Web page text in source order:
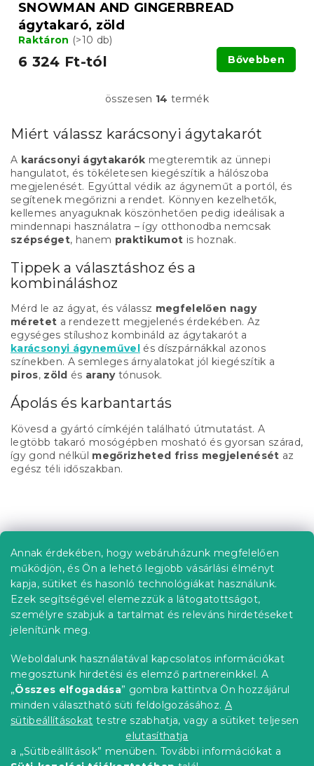
Annak érdekében, hogy webáruházunk megfelelően
működjön, és Ön a lehető legjobb vásárlási élményt
kapja, sütiket és hasonló technológiákat használunk.
Ezek segítségével elemezzük a látogatottságot,
személyre szabjuk a tartalmat és releváns hirdetéseket
jelenítünk meg.
Weboldalunk használatával kapcsolatos információkat
megosztunk hirdetési és elemző partnereinkkel. A
„Összes elfogadása” gombra kattintva Ön hozzájárul
minden választható süti feldolgozásához. A
sütibeállításokat testre szabhatja, vagy a sütiket teljesen
elutasíthatja
a „Sütibeállítások” menüben. További információkat a
SNOWMAN AND GINGERBREAD
ágytakaró, zöld
Raktáron (>10 db)
6 324 Ft-tól Bővebben
L
s
a
i
r
á
n
y
í
á
s
l
e
m
e
i
összesen 14 termék
Miért válassz karácsonyi ágytakarót
A karácsonyi ágytakarók megteremtik az ünnepi
hangulatot, és tökéletesen kiegészítik a hálószoba
megjelenését. Egyúttal védik az ágyneműt a portól, és
segítenek megőrizni a rendet. Könnyen kezelhetők,
kellemes anyaguknak köszönhetően pedig ideálisak a
mindennapi használatra – így otthonodba nemcsak
szépséget, hanem praktikumot is hoznak.
Tippek a választáshoz és a
kombináláshoz
Mérd le az ágyat, és válassz megfelelően nagy
méretet a rendezett megjelenés érdekében. Az
egységes stílushoz kombináld az ágytakarót a
karácsonyi ágyneművel és díszpárnákkal azonos
színekben. A semleges árnyalatokat jól kiegészítik a
piros, zöld és aranytónusok.
Ápolás és karbantartás
Kövesd a gyártó címkéjén található útmutatást. A
legtöbb takaró mosógépben mosható és gyorsan szárad,
így gond nélkül megőrizheted friss megjelenését az
egész téli időszakban.
á
Információ az Ön számára
Rendelés követése
Szállítási lehetőségek
Fizetési lehetőségek
Reklamáció és áruvisszaküldés
Elérhetőség
Általános szerződési feltételek
Adatvédelmi nyilatkozat
Blog
Partnereinknek